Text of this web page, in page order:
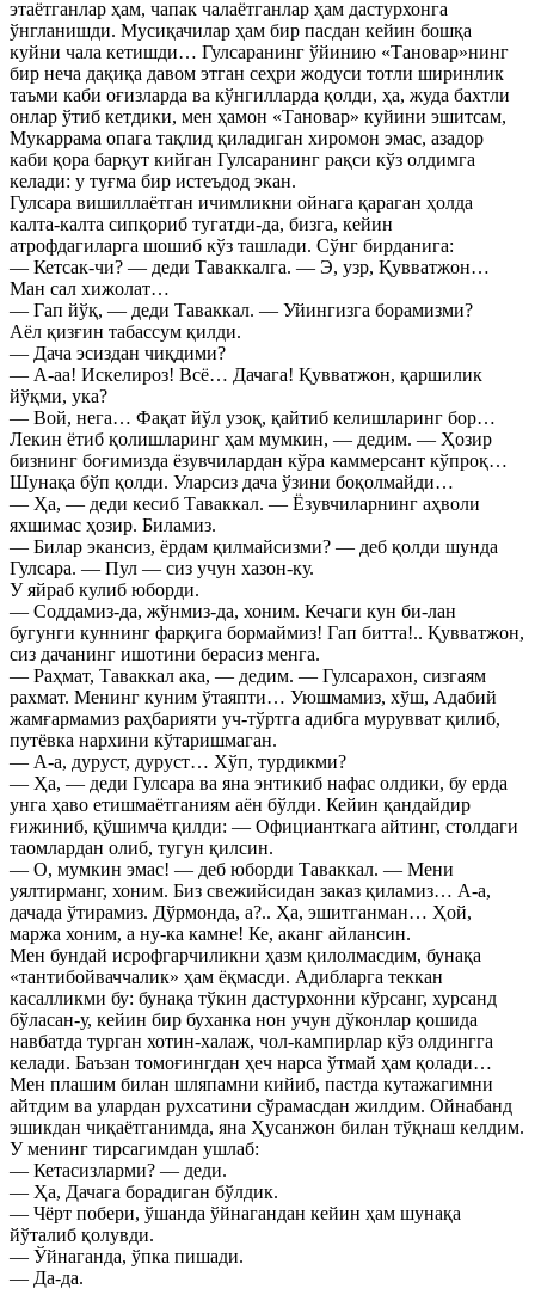
этаётганлар ҳам, чапак чалаётганлар ҳам дастурхонга
ўнгланишди. Мусиқачилар ҳам бир пасдан кейин бошқа
куйни чала кетишди… Гулсаранинг ўйинию «Тановар»нинг
бир неча дақиқа давом этган сеҳри жодуси тотли ширинлик
таъми каби оғизларда ва кўнгилларда қолди, ҳа, жуда бахтли
онлар ўтиб кетдики, мен ҳамон «Тановар» куйини эшитсам,
Мукаррама опага тақлид қиладиган хиромон эмас, азадор
каби қора барқут кийган Гулсаранинг рақси кўз олдимга
келади: у туғма бир истеъдод экан.
Гулсара вишиллаётган ичимликни ойнага қараган ҳолда
калта-калта сипқориб тугатди-да, бизга, кейин
атрофдагиларга шошиб кўз ташлади. Сўнг бирданига:
— Кетсак-чи? — деди Таваккалга. — Э, узр, Қувватжон…
Ман сал хижолат…
— Гап йўқ, — деди Таваккал. — Уйингизга борамизми?
Аёл қизғин табассум қилди.
— Дача эсиздан чиқдими?
— А-аа! Искелироз! Всё… Дачага! Қувватжон, қаршилик
йўқми, ука?
— Вой, нега… Фақат йўл узоқ, қайтиб келишларинг бор…
Лекин ётиб қолишларинг ҳам мумкин, — дедим. — Ҳозир
бизнинг боғимизда ёзувчилардан кўра каммерсант кўпроқ…
Шунақа бўп қолди. Уларсиз дача ўзини боқолмайди…
— Ҳа, — деди кесиб Таваккал. — Ёзувчиларнинг аҳволи
яхшимас ҳозир. Биламиз.
— Билар экансиз, ёрдам қилмайсизми? — деб қолди шунда
Гулсара. — Пул — сиз учун хазон-ку.
У яйраб кулиб юборди.
— Соддамиз-да, жўнмиз-да, хоним. Кечаги кун би-лан
бугунги куннинг фарқига бормаймиз! Гап битта!.. Қувватжон,
сиз дачанинг ишотини берасиз менга.
— Раҳмат, Таваккал ака, — дедим. — Гулсарахон, сизгаям
рахмат. Менинг куним ўтаяпти… Уюшмамиз, хўш, Адабий
жамғармамиз раҳбарияти уч-тўртга адибга мурувват қилиб,
путёвка нархини кўтаришмаган.
— А-а, дуруст, дуруст… Хўп, турдикми?
— Ҳа, — деди Гулсара ва яна энтикиб нафас олдики, бу ерда
унга ҳаво етишмаётганиям аён бўлди. Кейин қандайдир
ғижиниб, қўшимча қилди: — Официанткага айтинг, столдаги
таомлардан олиб, тугун қилсин.
— О, мумкин эмас! — деб юборди Таваккал. — Мени
уялтирманг, хоним. Биз свежийсидан заказ қиламиз… А-а,
дачада ўтирамиз. Дўрмонда, а?.. Ҳа, эшитганман… Ҳой,
маржа хоним, а ну-ка камне! Ке, аканг айлансин.
Мен бундай исрофгарчиликни ҳазм қилолмасдим, бунақа
«тантибойваччалик» ҳам ёқмасди. Адибларга теккан
касалликми бу: бунақа тўкин дастурхонни кўрсанг, хурсанд
бўласан-у, кейин бир буханка нон учун дўконлар қошида
навбатда турган хотин-халаж, чол-кампирлар кўз олдингга
келади. Баъзан томоғингдан ҳеч нарса ўтмай ҳам қолади…
Мен плашим билан шляпамни кийиб, пастда кутажагимни
айтдим ва улардан рухсатини сўрамасдан жилдим. Ойнабанд
эшикдан чиқаётганимда, яна Ҳусанжон билан тўқнаш келдим.
У менинг тирсагимдан ушлаб:
— Кетасизларми? — деди.
— Ҳа, Дачага борадиган бўлдик.
— Чёрт побери, ўшанда ўйнагандан кейин ҳам шунақа
йўталиб қолувди.
— Ўйнаганда, ўпка пишади.
— Да-да.